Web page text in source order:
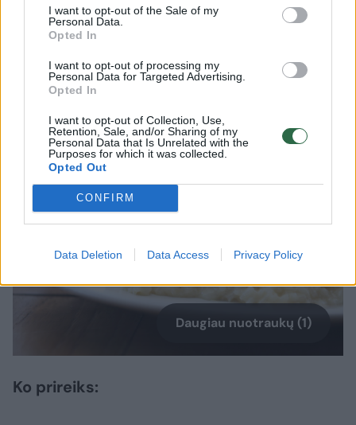
I want to opt-out of the Sale of my
Personal Data.
Opted In
I want to opt-out of processing my
Personal Data for Targeted Advertising.
Opted In
I want to opt-out of Collection, Use,
Retention, Sale, and/or Sharing of my
Personal Data that Is Unrelated with the
Purposes for which it was collected.
Opted Out
CONFIRM
Data Deletion Data Access Privacy Policy
Ryžių košė verdama visame pasaulyje, ir
ne be reikalo. Ji lengvai virškinama ir
puikiai tinka bet kuriuo paros metu – tiek
sotiesiems pusryčiams, tiek lengvai
Daugiau nuotraukų (1)
Ko prireiks: